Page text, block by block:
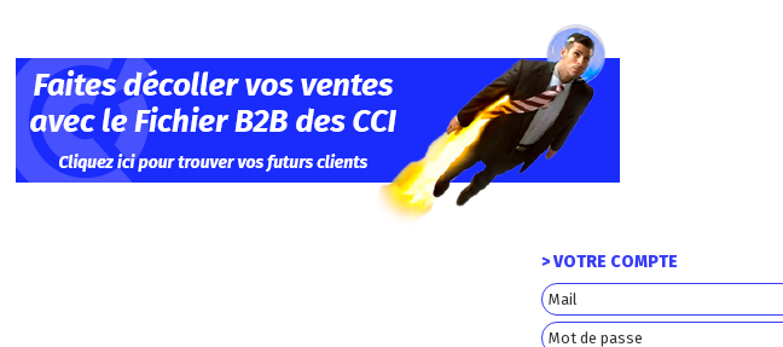
> VOTRE COMPTE